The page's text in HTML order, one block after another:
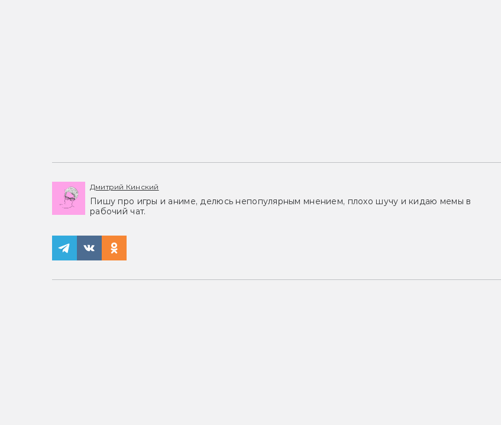
Дмитрий Кинский
Пишу про игры и аниме, делюсь непопулярным мнением, плохо шучу и кидаю мемы в
рабочий чат.